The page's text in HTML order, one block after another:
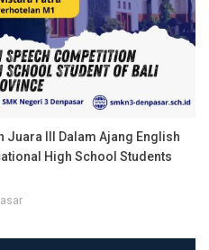
Juara III Dalam Ajang English
High School Students